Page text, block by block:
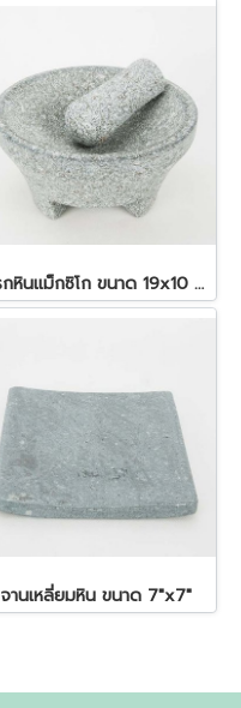
ครกหินแม็กซิโก ขนาด 19x10 ซม.
จานเหลี่ยมหิน ขนาด 7"x7"